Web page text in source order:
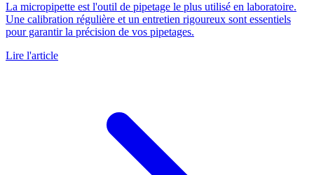
La micropipette est l'outil de pipetage le plus utilisé en laboratoire.
Une calibration régulière et un entretien rigoureux sont essentiels
pour garantir la précision de vos pipetages.
Lire l'article